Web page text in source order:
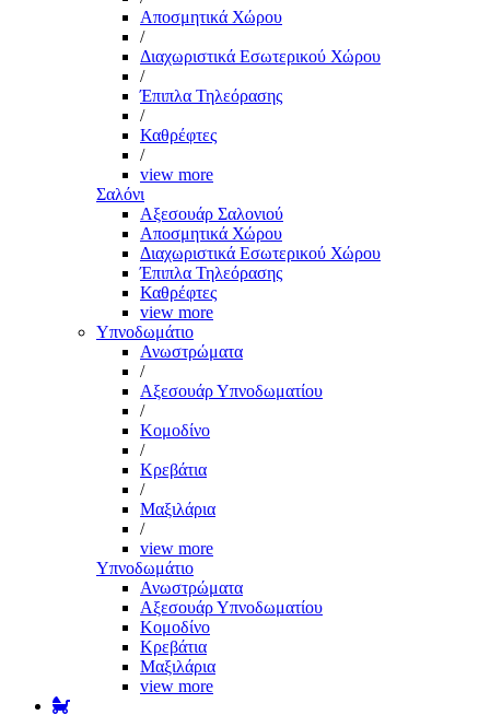
Αποσμητικά Χώρου
/
Διαχωριστικά Εσωτερικού Χώρου
/
Έπιπλα Τηλεόρασης
/
Καθρέφτες
/
view more
Σαλόνι
Αξεσουάρ Σαλονιού
Αποσμητικά Χώρου
Διαχωριστικά Εσωτερικού Χώρου
Έπιπλα Τηλεόρασης
Καθρέφτες
view more
Υπνοδωμάτιο
Ανωστρώματα
/
Αξεσουάρ Υπνοδωματίου
/
Κομοδίνο
/
Κρεβάτια
/
Μαξιλάρια
/
view more
Υπνοδωμάτιο
Ανωστρώματα
Αξεσουάρ Υπνοδωματίου
Κομοδίνο
Κρεβάτια
Μαξιλάρια
view more